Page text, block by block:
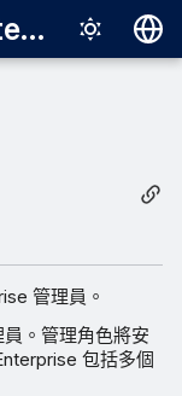
Sophos Central Enterprise
Italiano
日本語
한국어
管理員。
。管理角色將安
包括多個